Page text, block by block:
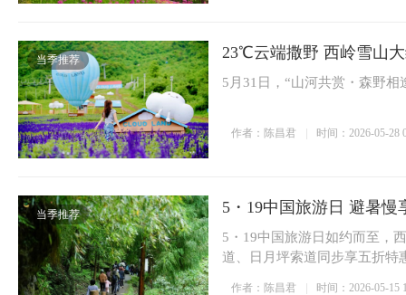
当季推荐 23℃云端撒野 西岭雪山
5月31日，“山河共赏・森野
作者：陈昌君 时间：2026-05-28
当季推荐 5・19中国旅游日 避暑
5・19中国旅游日如约而至，
道、日月坪索道同步享五折特
作者：陈昌君 时间：2026-05-15